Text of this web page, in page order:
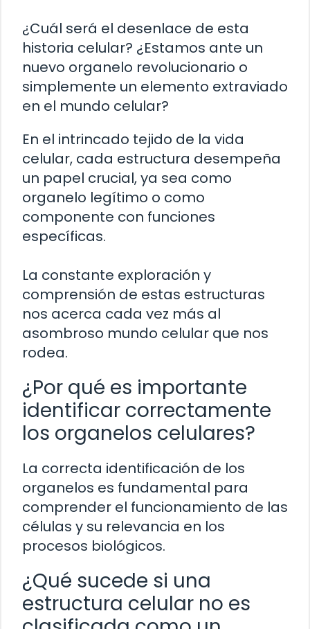
¿Cuál será el desenlace de esta
historia celular? ¿Estamos ante un
nuevo organelo revolucionario o
simplemente un elemento extraviado
en el mundo celular?
En el intrincado tejido de la vida
celular, cada estructura desempeña
un papel crucial, ya sea como
organelo legítimo o como
componente con funciones
específicas.
La constante exploración y
comprensión de estas estructuras
nos acerca cada vez más al
asombroso mundo celular que nos
rodea.
¿Por qué es importante
identificar correctamente
los organelos celulares?
La correcta identificación de los
organelos es fundamental para
comprender el funcionamiento de las
células y su relevancia en los
procesos biológicos.
¿Qué sucede si una
estructura celular no es